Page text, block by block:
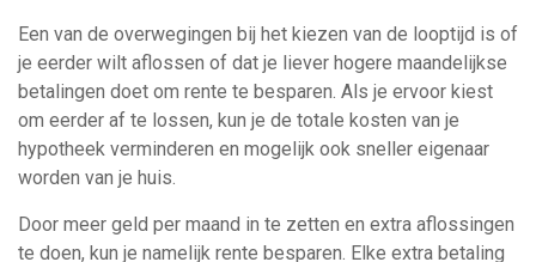
Een van de overwegingen bij het kiezen van de looptijd is of
je eerder wilt aflossen of dat je liever hogere maandelijkse
betalingen doet om rente te besparen. Als je ervoor kiest
om eerder af te lossen, kun je de totale kosten van je
hypotheek verminderen en mogelijk ook sneller eigenaar
worden van je huis.
Door meer geld per maand in te zetten en extra aflossingen
te doen, kun je namelijk rente besparen. Elke extra betaling